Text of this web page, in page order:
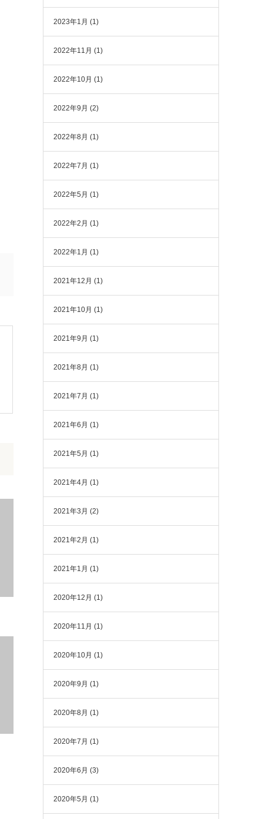
2023年1月 (1)
2022年11月 (1)
2022年10月 (1)
2022年9月 (2)
2022年8月 (1)
2022年7月 (1)
2022年5月 (1)
2022年2月 (1)
2022年1月 (1)
2021年12月 (1)
2021年10月 (1)
2021年9月 (1)
2021年8月 (1)
2021年7月 (1)
2021年6月 (1)
2021年5月 (1)
2021年4月 (1)
2021年3月 (2)
2021年2月 (1)
2021年1月 (1)
2020年12月 (1)
2020年11月 (1)
2020年10月 (1)
2020年9月 (1)
2020年8月 (1)
2020年7月 (1)
2020年6月 (3)
2020年5月 (1)